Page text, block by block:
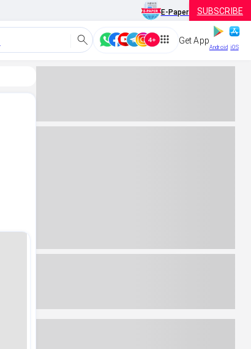
E-Paper SUBSCRIBE
Get App
Android iOS